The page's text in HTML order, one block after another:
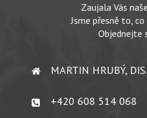
Zaujala Vás
Jsme přesně to,
Objednejte
MARTIN HRUBÝ, DIS.
+420 608 514 068